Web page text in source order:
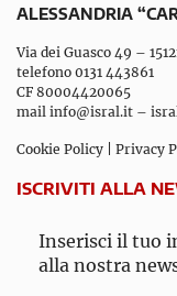
ALESSANDRIA
Via dei Guasco 49 –
telefono 0131 443861
CF 80004420065
mail info@isral.it –
Cookie Policy Privacy
ISCRIVITI ALLA
Inserisci il tuo
alla nostra